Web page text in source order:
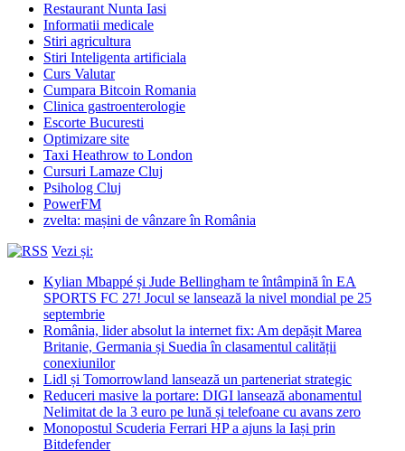
Restaurant Nunta Iasi
Informatii medicale
Stiri agricultura
Stiri Inteligenta artificiala
Curs Valutar
Cumpara Bitcoin Romania
Clinica gastroenterologie
Escorte Bucuresti
Optimizare site
Taxi Heathrow to London
Cursuri Lamaze Cluj
Psiholog Cluj
PowerFM
zvelta: mașini de vânzare în România
Vezi și:
Kylian Mbappé și Jude Bellingham te întâmpină în EA
SPORTS FC 27! Jocul se lansează la nivel mondial pe 25
septembrie
România, lider absolut la internet fix: Am depășit Marea
Britanie, Germania și Suedia în clasamentul calității
conexiunilor
Lidl și Tomorrowland lansează un parteneriat strategic
Reduceri masive la portare: DIGI lansează abonamentul
Nelimitat de la 3 euro pe lună și telefoane cu avans zero
Monopostul Scuderia Ferrari HP a ajuns la Iași prin
Bitdefender